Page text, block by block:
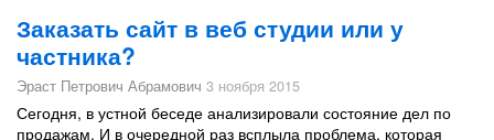
Заказать сайт в веб студии или у
частника?
Эраст Петрович Абрамович 3 ноября 2015
Сегодня, в устной беседе анализировали состояние дел по
продажам. И в очередной раз всплыла проблема, которая